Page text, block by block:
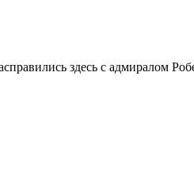
здесь с адмиралом